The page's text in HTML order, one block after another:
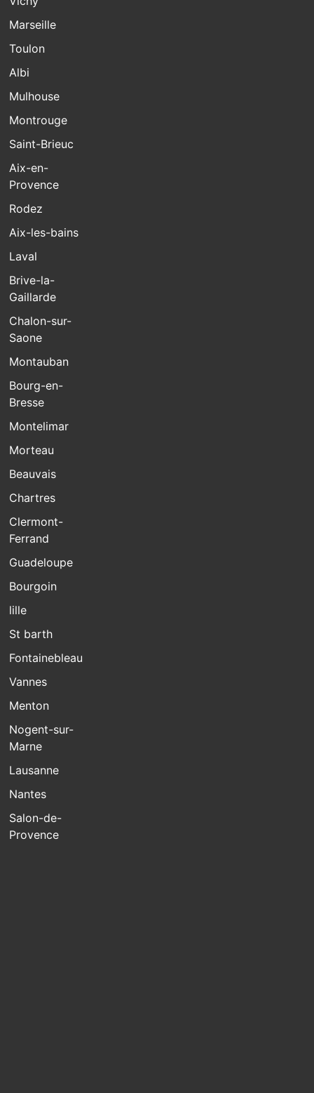
Marseille
Toulon
Albi
Mulhouse
Montrouge
Saint-Brieuc
Aix-en-
Provence
Rodez
Aix-les-bains
Laval
Brive-la-
Gaillarde
Chalon-sur-
Saone
Montauban
Bourg-en-
Bresse
Montelimar
Morteau
Beauvais
Chartres
Clermont-
Ferrand
Guadeloupe
Bourgoin
lille
St barth
Fontainebleau
Vannes
Menton
Nogent-sur-
Marne
Lausanne
Nantes
Salon-de-
Provence